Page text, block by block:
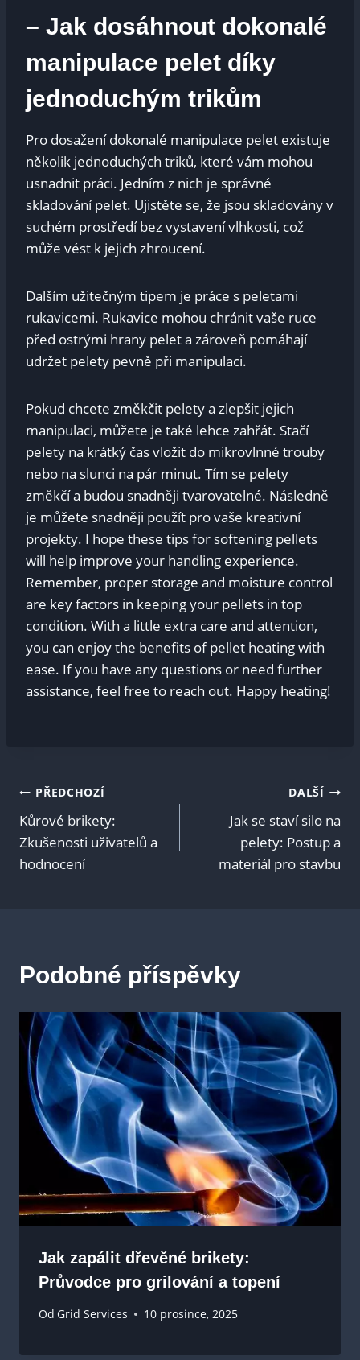
– Jak dosáhnout dokonalé
manipulace pelet díky
jednoduchým trikům
Pro dosažení dokonalé manipulace pelet existuje
několik jednoduchých triků, které vám mohou
usnadnit práci. Jedním z nich je správné
skladování pelet. Ujistěte se, že jsou skladovány v
suchém prostředí bez vystavení vlhkosti, což
může vést k jejich zhroucení.
Dalším užitečným tipem je práce s peletami
rukavicemi. Rukavice mohou chránit vaše ruce
před ostrými hrany pelet a zároveň pomáhají
udržet pelety pevně při manipulaci.
Pokud chcete změkčit pelety a zlepšit jejich
manipulaci, můžete je také lehce zahřát. Stačí
pelety na krátký čas vložit do mikrovlnné trouby
nebo na slunci na pár minut. Tím se pelety
změkčí a budou snadněji tvarovatelné. Následně
je můžete snadněji použít pro vaše kreativní
projekty. I hope these tips for softening pellets
will help improve your handling experience.
Remember, proper storage and moisture control
are key factors in keeping your pellets in top
condition. With a little extra care and attention,
you can enjoy the benefits of pellet heating with
ease. If you have any questions or need further
assistance, feel free to reach out. Happy heating!
Navigace
pro
příspěvek
PŘEDCHOZÍ
Kůrové brikety:
Zkušenosti uživatelů a
hodnocení
DALŠÍ
Jak se staví silo na
pelety: Postup a
materiál pro stavbu
Podobné příspěvky
Jak zapálit dřevěné brikety:
Průvodce pro grilování a topení
Od Grid Services 10 prosince, 2025